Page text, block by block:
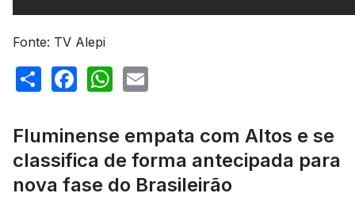
Fonte: TV Alepi
ShareFacebook
WhatsApp
Fluminense empata com Altos e se
classifica de forma antecipada para
nova fase do Brasileirão